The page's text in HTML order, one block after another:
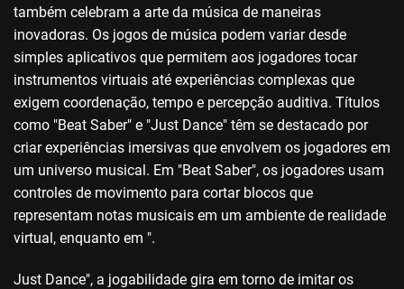
também celebram a arte da música de maneiras
inovadoras. Os jogos de música podem variar desde
simples aplicativos que permitem aos jogadores tocar
instrumentos virtuais até experiências complexas que
exigem coordenação, tempo e percepção auditiva. Títulos
como "Beat Saber" e "Just Dance" têm se destacado por
criar experiências imersivas que envolvem os jogadores em
um universo musical. Em "Beat Saber", os jogadores usam
controles de movimento para cortar blocos que
representam notas musicais em um ambiente de realidade
virtual, enquanto em ".
Just Dance", a jogabilidade gira em torno de imitar os